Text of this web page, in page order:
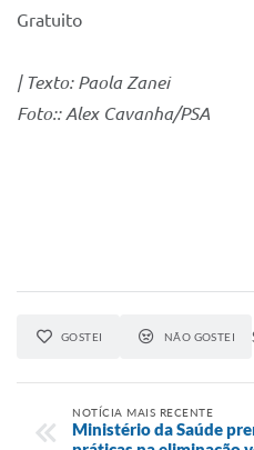
Gratuito
| Texto: Paola Zanei
Foto:: Alex Cavanha/PSA
GOSTEI NÃO GOSTEI
NOTÍCIA MAIS RECENTE
Ministério da Saúde